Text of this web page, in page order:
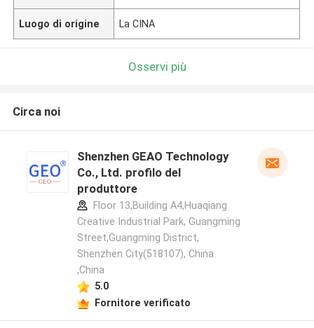
Luogo di origine La CINA
Osservi più
Circa noi
Shenzhen GEAO Technology
Co., Ltd. profilo del
produttore
Floor 13,Building A4,Huaqiang
Creative Industrial Park, Guangming
Street,Guangming District,
Shenzhen City(518107), China
,China
5.0
Fornitore verificato